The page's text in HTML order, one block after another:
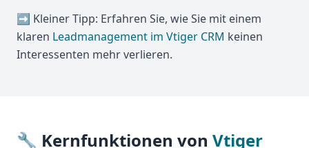
➡️ Kleiner Tipp: Erfahren Sie, wie Sie mit einem
klaren Leadmanagement im Vtiger CRM keinen
Interessenten mehr verlieren.
🔧 Kernfunktionen von Vtiger